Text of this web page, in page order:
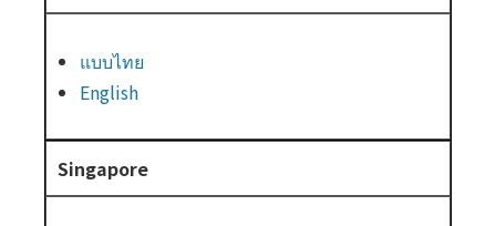
แบบไทย
English
Singapore